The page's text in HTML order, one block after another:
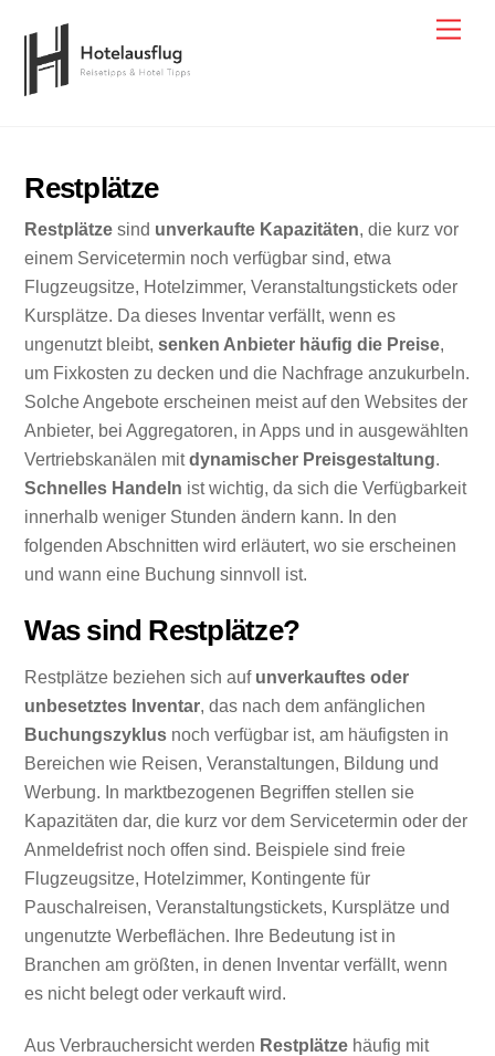
content
Restplätze
Restplätzesind unverkaufte Kapazitäten, die kurz vor
einem Servicetermin noch verfügbar sind, etwa
Flugzeugsitze, Hotelzimmer, Veranstaltungstickets oder
Kursplätze. Da dieses Inventar verfällt, wenn es
ungenutzt bleibt,senken Anbieter häufig die Preise,
um Fixkosten zu decken und die Nachfrage anzukurbeln.
Solche Angebote erscheinen meist auf den Websites der
Anbieter, bei Aggregatoren, in Apps und in ausgewählten
Vertriebskanälen mitdynamischer Preisgestaltung.
Schnelles Handeln ist wichtig, da sich die Verfügbarkeit
innerhalb weniger Stunden ändern kann. In den
folgenden Abschnitten wird erläutert, wo sie erscheinen
und wann eine Buchung sinnvoll ist.
Was sind Restplätze?
Restplätze beziehen sich auf unverkauftes oder
unbesetztes Inventar, das nach dem anfänglichen
Buchungszyklus noch verfügbar ist, am häufigsten in
Bereichen wie Reisen, Veranstaltungen, Bildung und
Werbung. In marktbezogenen Begriffen stellen sie
Kapazitäten dar, die kurz vor dem Servicetermin oder der
Anmeldefrist noch offen sind. Beispiele sind freie
Flugzeugsitze, Hotelzimmer, Kontingente für
Pauschalreisen, Veranstaltungstickets, Kursplätze und
ungenutzte Werbeflächen. Ihre Bedeutung ist in
Branchen am größten, in denen Inventar verfällt, wenn
es nicht belegt oder verkauft wird.
Aus Verbrauchersicht werden Restplätze häufig mit